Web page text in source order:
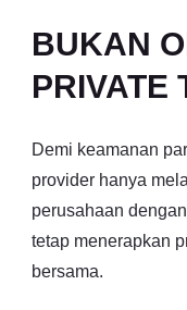
BUKAN
PRIVATE
Demi keamanan
provider hanya
perusahaan
tetap menerapkan
bersama.